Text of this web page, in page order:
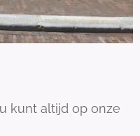
kunt altijd op onze